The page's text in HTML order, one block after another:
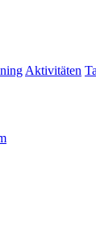
Aktivitäten